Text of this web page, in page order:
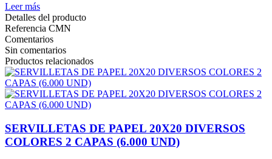
Leer más
Detalles del producto
Referencia CMN
Comentarios
Sin comentarios
Productos relacionados
SERVILLETAS DE PAPEL 20X20 DIVERSOS
COLORES 2 CAPAS (6.000 UND)